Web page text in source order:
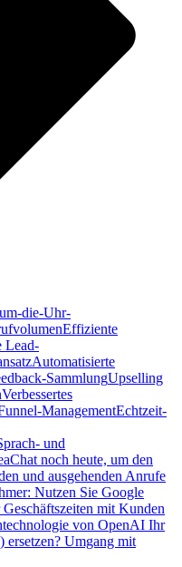
die-Uhr-
Effiziente
Lead-
Automatisierte
SammlungUpselling
Verbessertes
ManagementEchtzeit-
und
noch heute, um den
und ausgehenden Anrufe
Nutzen Sie Google
mit Kunden
von OpenAI Ihr
ersetzen? Umgang mit